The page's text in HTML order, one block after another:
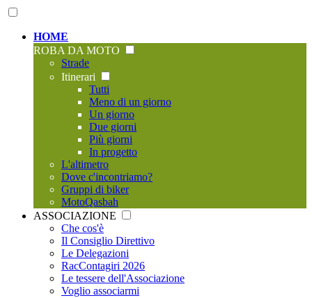
HOME
ROBA DA MOTO
Strade
Itinerari
Tutti
Meno di un giorno
Un giorno
Due giorni
Più giorni
In progetto
L'altimetro
Dove c'incontriamo?
Gruppi di biker
MotoQasbah
ASSOCIAZIONE
Che cos'è
Il Consiglio Direttivo
Le Delegazioni
RacContagiri 2026
Le tessere dell'Associazione
Voglio associarmi